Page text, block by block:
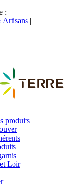
:
Artisans |
produits
Loir